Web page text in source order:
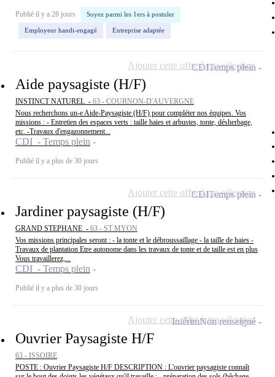
Publié il y a 28 jours Soyez parmi les 1ers à postuler
Employeur handi-engagé Entreprise adaptée
Aide paysagiste (H/F)
INSTINCT NATUREL - 63 - COURNON-D'AUVERGNE
Nous recherchons un-e Aide-Paysagiste (H/F) pour compléter nos équipes. Vos
missions : - Entretien des espaces verts : taille haies et arbustes, tonte, désherbage,
etc. -Travaux d'engazonnement...
CDI - Temps plein
Publié il y a plus de 30 jours
CDITemps plein
Ajouter cette offre à ma sélection
Jardiner paysagiste (H/F)
GRAND STEPHANE - 63 - ST MYON
Vos missions principales seront : - la tonte et le débroussaillage - la taille de haies -
Travaux de plantation Etre autonome dans les travaux de tonte et de taille est en plus
Vous travaillerez,...
CDI - Temps plein
Publié il y a plus de 30 jours
CDITemps plein
Ajouter cette offre à ma sélection
Ouvrier Paysagiste H/F
63 - ISSOIRE
POSTE : Ouvrier Paysagiste H/F DESCRIPTION : L'ouvrier paysagiste connaît
IntérimNon renseigné
Ajouter cette offre à ma sélection